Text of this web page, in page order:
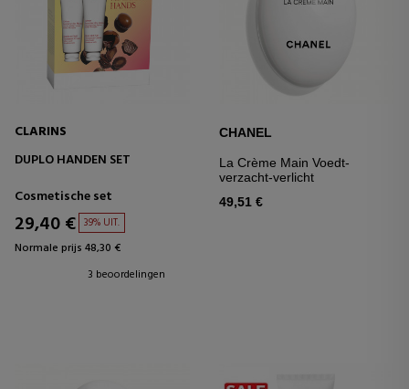
CLARINS
DUPLO HANDEN SET
Cosmetische set
29,40 € 39% UIT.
Normale prijs 48,30 €
3 beoordelingen
CHANEL
La Crème Main Voedt-
verzacht-verlicht
49,51 €